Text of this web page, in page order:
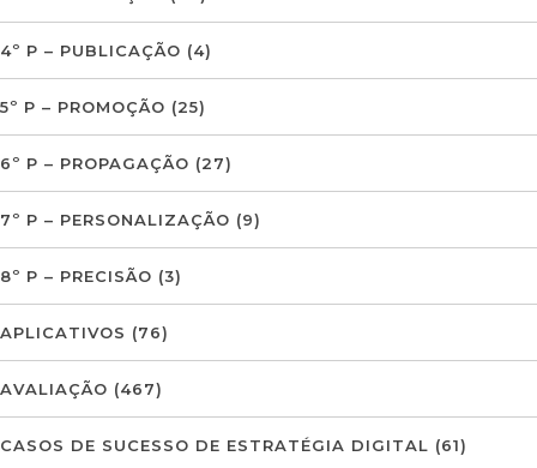
4º P – PUBLICAÇÃO (4)
5º P – PROMOÇÃO (25)
6º P – PROPAGAÇÃO (27)
7º P – PERSONALIZAÇÃO (9)
8º P – PRECISÃO (3)
APLICATIVOS (76)
AVALIAÇÃO (467)
CASOS DE SUCESSO DE ESTRATÉGIA DIGITAL (61)